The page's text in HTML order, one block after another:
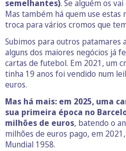
semelhantes). Se alguém os
Mas também há quem use estas
troca para vários cromos que
Subimos para outros patamares
alguns dos maiores negócios já
cartas de futebol. Em 2021, um
tinha 19 anos foi vendido num
euros.
Mas há mais: em 2025, uma
sua primeira época no
milhões de euros, batendo o
milhões de euros pago, em
Mundial 1958.